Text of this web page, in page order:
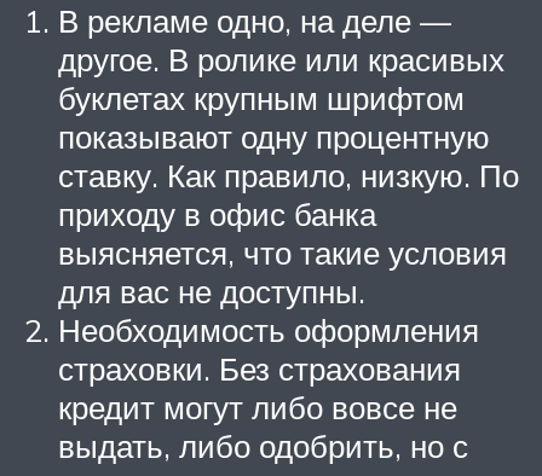
В рекламе одно, на деле —
другое. В ролике или красивых
буклетах крупным шрифтом
показывают одну процентную
ставку. Как правило, низкую. По
приходу в офис банка
выясняется, что такие условия
для вас не доступны.
Необходимость оформления
страховки. Без страхования
кредит могут либо вовсе не
выдать, либо одобрить, но с